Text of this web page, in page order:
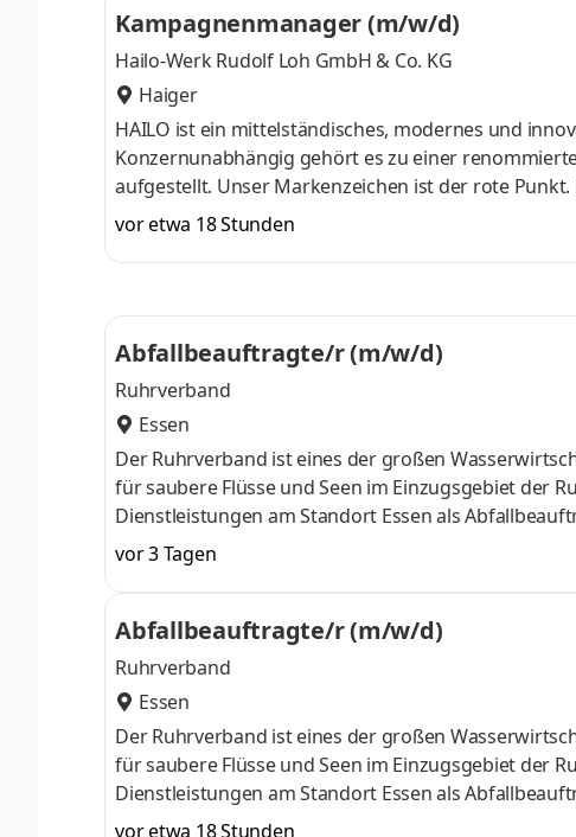
Kampagnenmanager (m/w/d)
Hailo-Werk Rudolf Loh GmbH & Co. KG
Haiger
HAILO ist ein mittelständisches, modernes und
Konzernunabhängig gehört es zu einer
aufgestellt. Unser Markenzeichen ist der rote
Haushalt angenehmer machen, aber auch für
Kampagnenmanager (m/w/d). Aufgaben
Marketing- und Vertriebsziele Erhöhung der
vor etwa 18 Stunden
Abfallbeauftragte/r (m/w/d)
Ruhrverband
Essen
Der Ruhrverband ist eines der großen
für saubere Flüsse und Seen im Einzugsgebiet der Ruhr. Bewerben Sie sich für unser Kompetenz-Center
Dienstleistungen am Standort Essen als Abfallbeauftragte/r (m/w/d) und werden Sie Teil unseres Teams! Wir sichern
mit ca. 1.200 Beschäftigten die
Ballungsräume Europas und erhalten die
Verantwortung gerecht zu werden, betreiben wir
Kläranlagen und Kanalnetze – und era
vor 3 Tagen
Abfallbeauftragte/r (m/w/d)
Ruhrverband
Essen
Der Ruhrverband ist eines der großen
für saubere Flüsse und Seen im Einzugsgebiet der
Dienstleistungen am Standort Essen als
mit ca. 1.200 Beschäftigten die
vor etwa 18 Stunden